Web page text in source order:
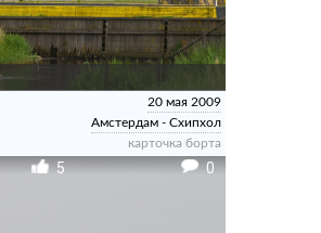
20 мая 2009
Амстердам - Схипхол
карточка борта
5 0